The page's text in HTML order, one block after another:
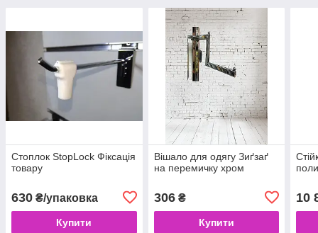
Стоплок StopLock Фіксація
товару
630 ₴/упаковка
Купити
Вішало для одягу Зиґзаґ
на перемичку хром
306₴
Купити
10